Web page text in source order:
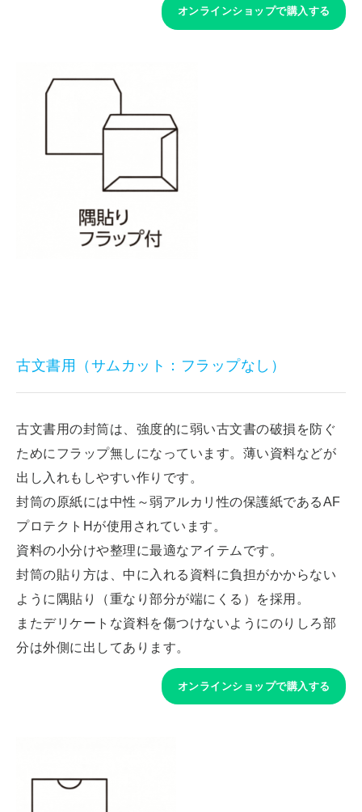
オンラインショップで購入する
古文書用（サムカット：フラップなし）
古文書用の封筒は、強度的に弱い古文書の破損を防ぐ
ためにフラップ無しになっています。薄い資料などが
出し入れもしやすい作りです。
封筒の原紙には中性～弱アルカリ性の保護紙であるAF
プロテクトHが使用されています。
資料の小分けや整理に最適なアイテムです。
封筒の貼り方は、中に入れる資料に負担がかからない
ように隅貼り（重なり部分が端にくる）を採用。
またデリケートな資料を傷つけないようにのりしろ部
分は外側に出してあります。
オンラインショップで購入する